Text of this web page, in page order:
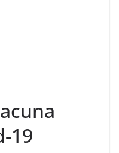
19